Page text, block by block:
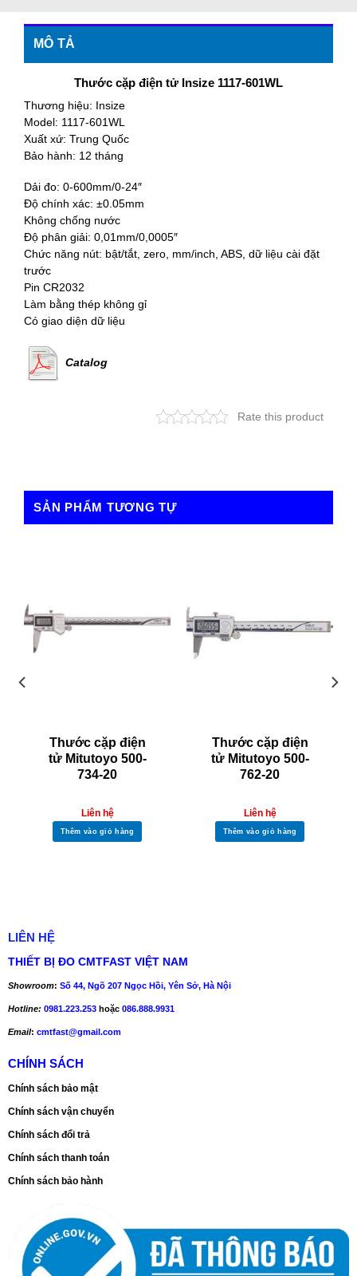
MÔ TẢ
Thước cặp điện tử Insize 1117-601WL
Thương hiệu: Insize
Model: 1117-601WL
Xuất xứ: Trung Quốc
Bảo hành: 12 tháng
Dải đo: 0-600mm/0-24″
Độ chính xác: ±0.05mm
Không chống nước
Độ phân giải: 0,01mm/0,0005″
Chức năng nút: bật/tắt, zero, mm/inch, ABS, dữ liệu cài đặt
trước
Pin CR2032
Làm bằng thép không gỉ
Có giao diện dữ liệu
Catalog
Rate this product
SẢN PHẨM TƯƠNG TỰ
Thước cặp điện
tử Mitutoyo 500-
734-20
Liên hệ
Thêm vào giỏ hàng
Thước cặp điện
tử Mitutoyo 500-
762-20
Liên hệ
Thêm vào giỏ hàng
LIÊN HỆ
THIẾT BỊ ĐO CMTFAST VIỆT NAM
Showroom: Số 44, Ngõ 207 Ngọc Hồi, Yên Sở, Hà Nội
Hotline: 0981.223.253 hoặc086.888.9931
Email: cmtfast@gmail.com
CHÍNH SÁCH
Chính sách bảo mật
Chính sách vận chuyển
Chính sách đổi trả
Chính sách thanh toán
Chính sách bảo hành